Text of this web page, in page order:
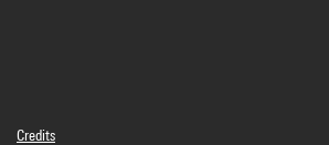
Credits